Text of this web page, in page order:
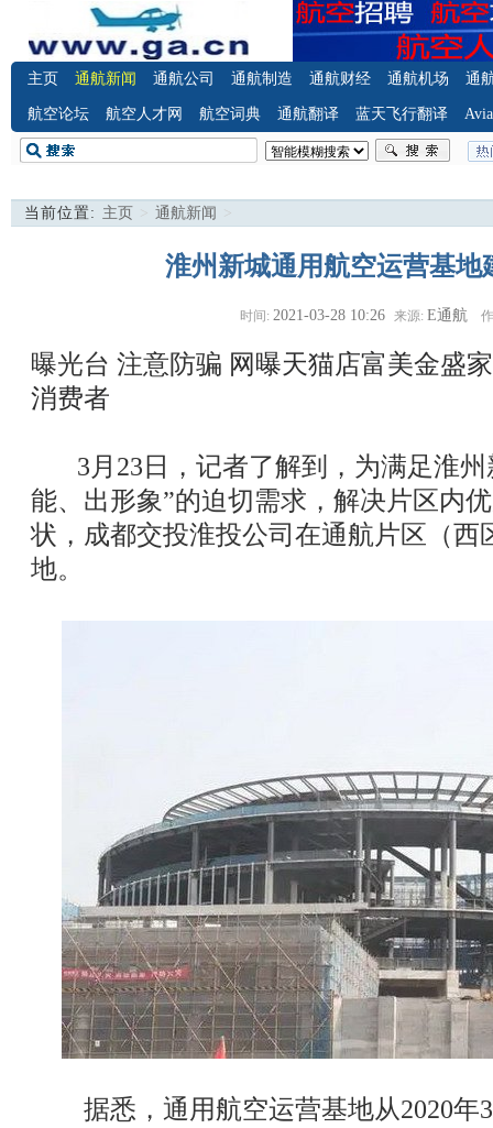
主页 通航新闻 通航公司 通航制造 通航财经 通航机场 通
航空论坛 航空人才网 航空词典 通航翻译 蓝天飞行翻译
当前位置: 主页 > 通航新闻 >
淮州新城通用航空运营基地
时间: 2021-03-28 10:26 来源: E通航
曝光台 注意防骗 网曝天猫店富美金盛
消费者
3月23日，记者了解到，为满足淮州
能、出形象”的迫切需求，解决片区内
状，成都交投淮投公司在通航片区（西
地。
据悉，通用航空运营基地从2020年3